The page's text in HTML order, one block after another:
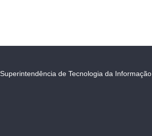
Superintendência de Tecnologia da Informação